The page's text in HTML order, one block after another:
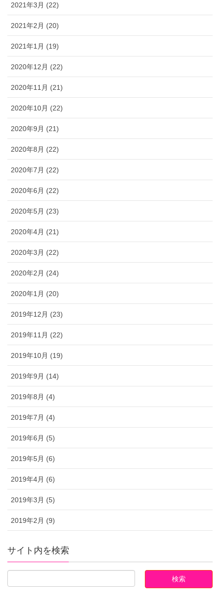
2021年3月 (22)
2021年2月 (20)
2021年1月 (19)
2020年12月 (22)
2020年11月 (21)
2020年10月 (22)
2020年9月 (21)
2020年8月 (22)
2020年7月 (22)
2020年6月 (22)
2020年5月 (23)
2020年4月 (21)
2020年3月 (22)
2020年2月 (24)
2020年1月 (20)
2019年12月 (23)
2019年11月 (22)
2019年10月 (19)
2019年9月 (14)
2019年8月 (4)
2019年7月 (4)
2019年6月 (5)
2019年5月 (6)
2019年4月 (6)
2019年3月 (5)
2019年2月 (9)
サイト内を検索